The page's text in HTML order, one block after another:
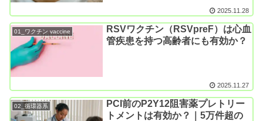
2025.11.28
01_ワクチン vaccine
RSVワクチン（RSVpreF）は心血
管疾患を持つ高齢者にも有効か？
2025.11.27
02_循環器系
PCI前のP2Y12阻害薬プレトリー
トメントは有効か？｜5万件超の